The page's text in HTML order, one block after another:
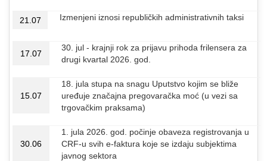
21.07 Izmenjeni iznosi republičkih administrativnih taksi
17.07
30. jul - krajnji rok za prijavu prihoda frilensera za
drugi kvartal 2026. god.
15.07
18. jula stupa na snagu Uputstvo kojim se bliže
uređuje značajna pregovaračka moć (u vezi sa
trgovačkim praksama)
30.06
1. jula 2026. god. počinje obaveza registrovanja u
CRF-u svih e-faktura koje se izdaju subjektima
javnog sektora